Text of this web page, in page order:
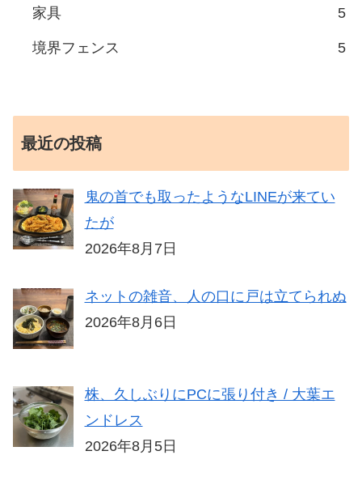
家具 5
境界フェンス 5
最近の投稿
鬼の首でも取ったようなLINEが来てい
たが
2026年8月7日
ネットの雑音、人の口に戸は立てられぬ
2026年8月6日
株、久しぶりにPCに張り付き / 大葉エ
ンドレス
2026年8月5日